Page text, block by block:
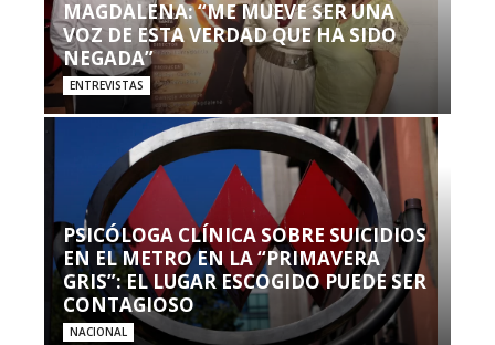
MAGDALENA: “ME MUEVE SER UNA
VOZ DE ESTA VERDAD QUE HA SIDO
NEGADA”
ENTREVISTAS
PSICÓLOGA CLÍNICA SOBRE SUICIDIOS
EN EL METRO EN LA “PRIMAVERA
GRIS”: EL LUGAR ESCOGIDO PUEDE SER
CONTAGIOSO
NACIONAL